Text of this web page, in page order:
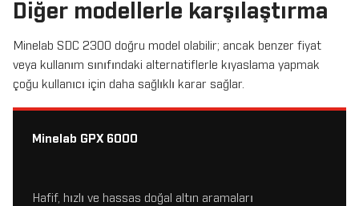
Diğer modellerle karşılaştırma
Minelab SDC 2300 doğru model olabilir; ancak benzer fiyat
veya kullanım sınıfındaki alternatiflerle kıyaslama yapmak
çoğu kullanıcı için daha sağlıklı karar sağlar.
Minelab GPX 6000
Hafif, hızlı ve hassas doğal altın aramaları